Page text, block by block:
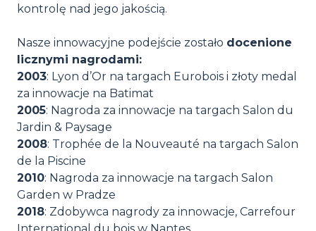
kontrolę nad jego jakością.
Nasze innowacyjne podejście zostało docenione
licznymi nagrodami:
2003: Lyon d’Or na targach Eurobois i złoty medal
za innowacje na Batimat
2005: Nagroda za innowacje na targach Salon du
Jardin & Paysage
2008: Trophée de la Nouveauté na targach Salon
de la Piscine
2010: Nagroda za innowacje na targach Salon
Garden w Pradze
2018: Zdobywca nagrody za innowacje, Carrefour